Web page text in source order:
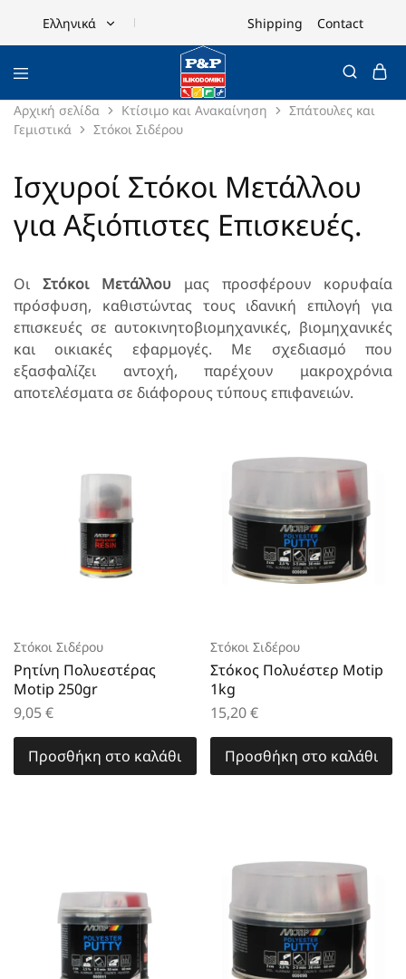
Ελληνικά
English
Shipping Contact
Αρχική σελίδα Κτίσιμο και Ανακαίνηση
Σπάτουλες και
Γεμιστικά
Στόκοι Σιδέρου
Ισχυροί Στόκοι Μετάλλου
για Αξιόπιστες Επισκευές.
Οι Στόκοι Μετάλλου μας προσφέρουν κορυφαία
πρόσφυση, καθιστώντας τους ιδανική επιλογή για
επισκευές σε αυτοκινητοβιομηχανικές, βιομηχανικές
και οικιακές εφαρμογές. Με σχεδιασμό που
εξασφαλίζει αντοχή, παρέχουν μακροχρόνια
αποτελέσματα σε διάφορους τύπους επιφανειών.
Στόκοι Σιδέρου
Ρητίνη Πολυεστέρας
Motip 250gr
9,05€
Προσθήκη στο καλάθι
Στόκοι Σιδέρου
Στόκος Πολυέστερ Motip
1kg
15,20€
Προσθήκη στο καλάθι